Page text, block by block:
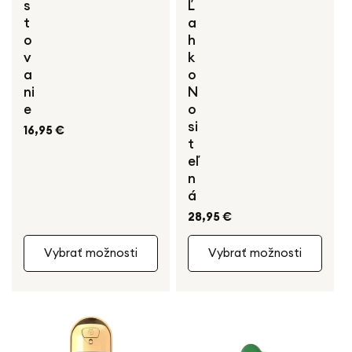
s
t
o
v
a
ni
e
Bežná
16,95 €
Vybrať možnosti
Ľ
a
h
k
o
N
o
si
t
eľ
n
á
Bežná
cena
28,95 €
Vybrať možnosti